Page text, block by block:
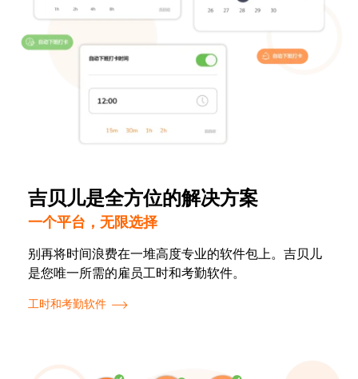
吉贝儿是全方位的解决方案
一个平台，无限选择
别再将时间浪费在一堆高度专业的软件包上。吉贝儿
是您唯一所需的雇员工时和考勤软件。
工时和考勤软件